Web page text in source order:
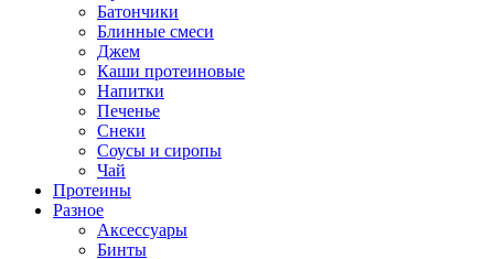
Батончики
Блинные смеси
Джем
Каши протеиновые
Напитки
Печенье
Снеки
Соусы и сиропы
Чай
Протеины
Разное
Аксессуары
Бинты